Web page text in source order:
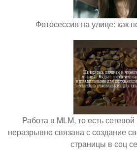
Фотосессия на улице: как
Работа в MLM, то есть
неразрывно связана с создание
страницы в соц